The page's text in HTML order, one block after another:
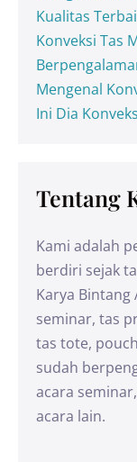
Kualitas
Konveksi Tas
Mengenal
Ini Dia
Tentang
Kami adalah
berdiri sejak
Karya
seminar, tas
tas tote,
sudah
acara
acara lain.